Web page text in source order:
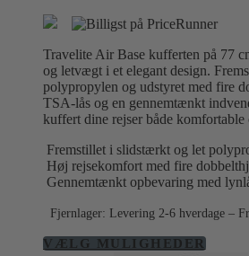
Travelite Air Base kufferten på 77
og letvægt i et elegant design.
polypropylen og udstyret med fire
TSA-lås og en gennemtænkt
kuffert dine rejser både komfortable
Fremstillet i slidstærkt og let
Høj rejsekomfort med fire
Gennemtænkt opbevaring med
Fjernlager: Levering 2-6 hverdage –
VÆLG MULIGHEDERDette